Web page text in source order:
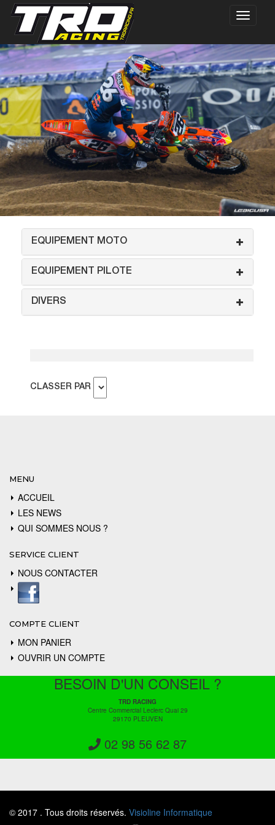
EQUIPEMENT MOTO
EQUIPEMENT PILOTE
DIVERS
CLASSER PAR
MENU
ACCUEIL
LES NEWS
QUI SOMMES NOUS ?
SERVICE CLIENT
NOUS CONTACTER
COMPTE CLIENT
MON PANIER
OUVRIR UN COMPTE
BESOIN D'UN CONSEIL ?
TRD RACING
Centre Commercial Leclerc Quai 29
29170 PLEUVEN
02 98 56 62 87
© 2017 . Tous droits réservés. Visioline Informatique